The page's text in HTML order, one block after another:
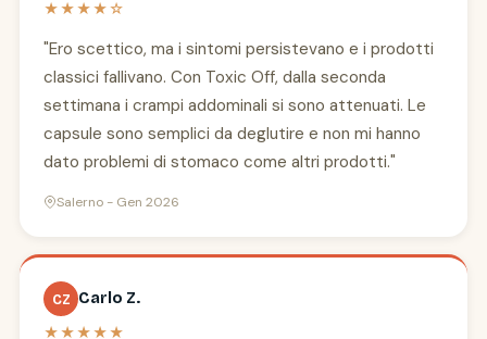
★★★★☆
"Ero scettico, ma i sintomi persistevano e i prodotti
classici fallivano. Con Toxic Off, dalla seconda
settimana i crampi addominali si sono attenuati. Le
capsule sono semplici da deglutire e non mi hanno
dato problemi di stomaco come altri prodotti."
Salerno - Gen 2026
CZ Carlo Z.
★★★★★